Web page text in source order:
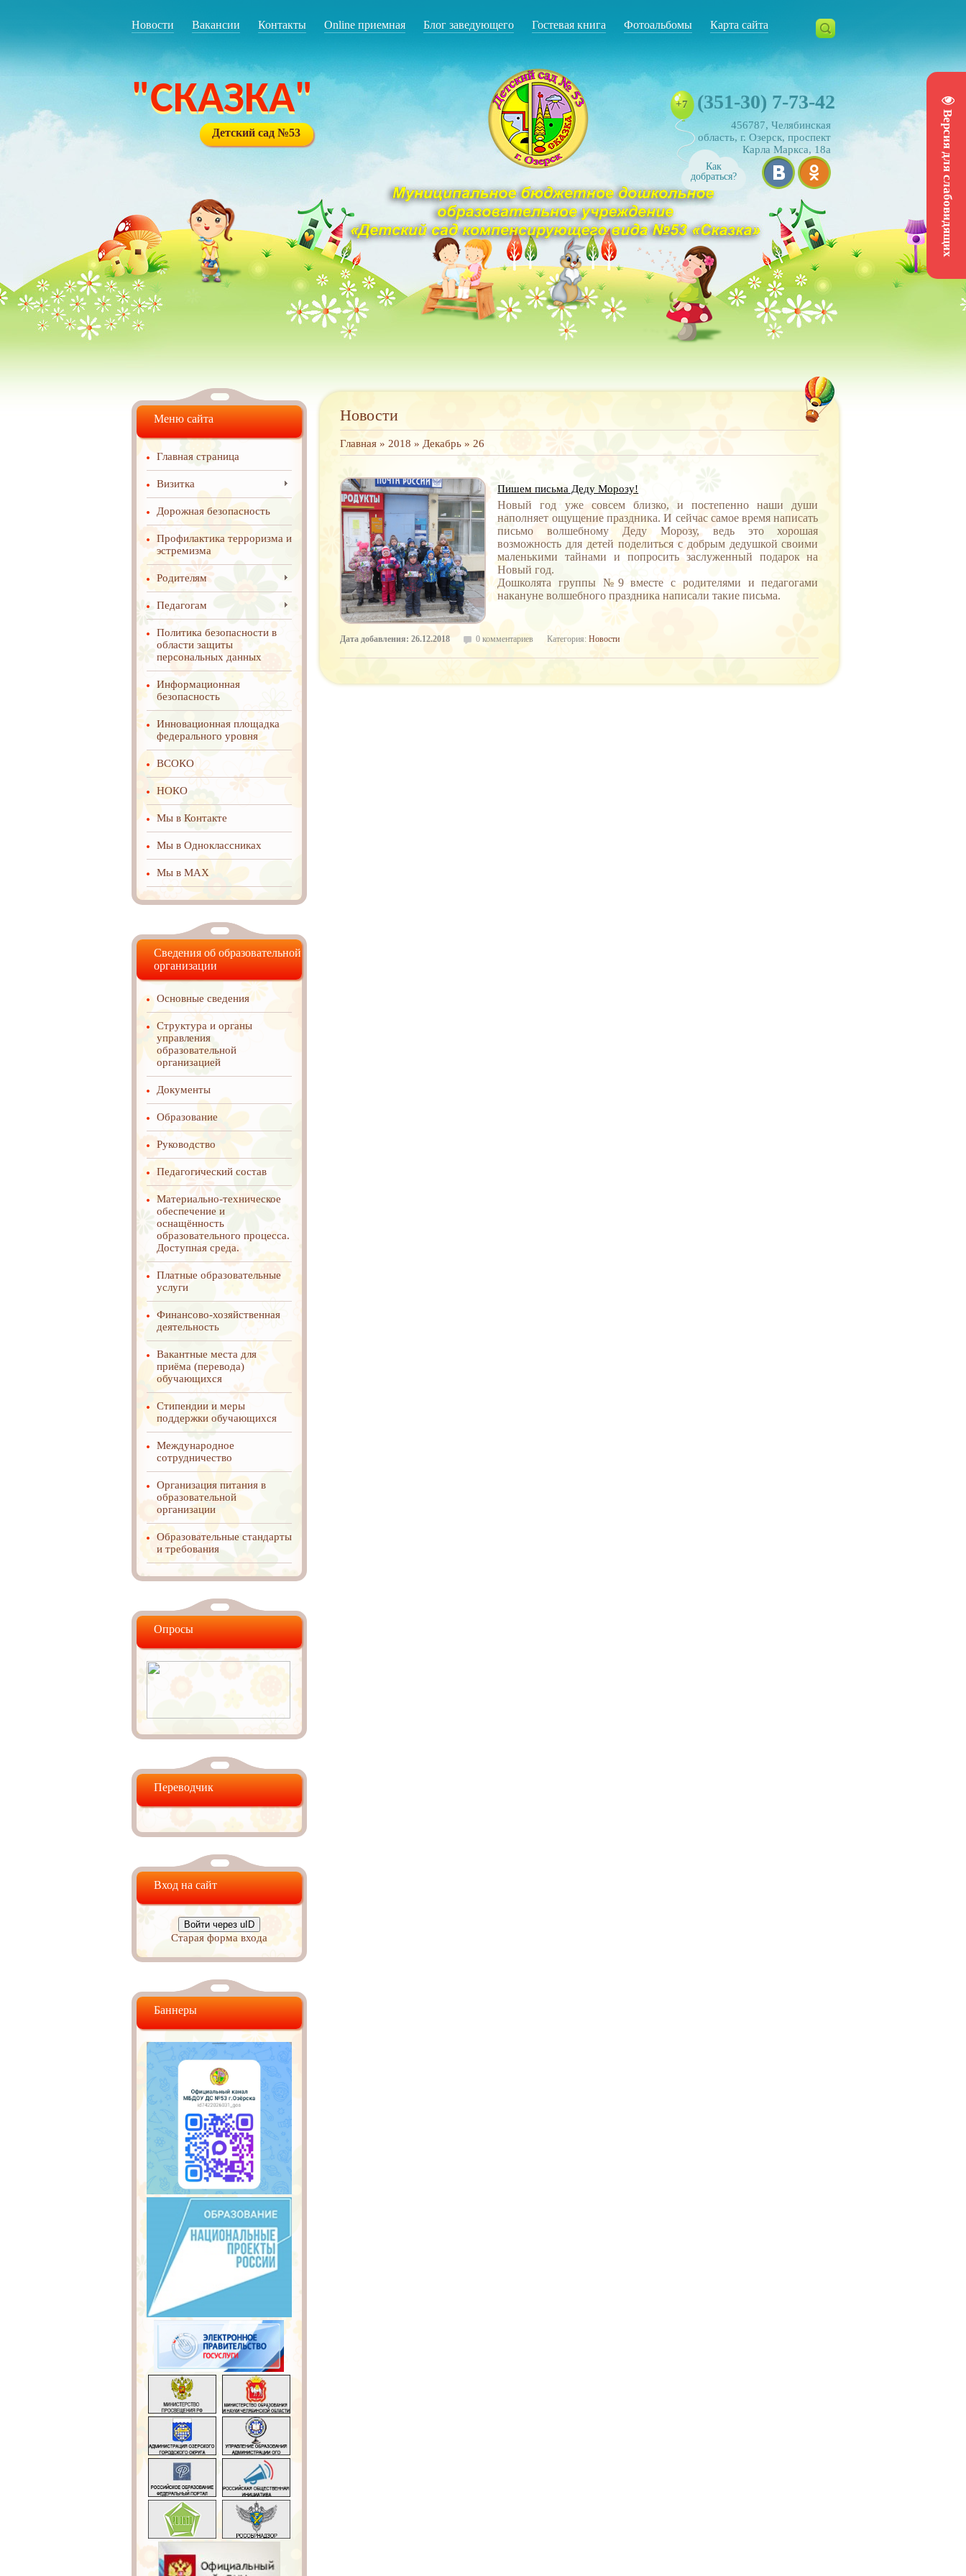
Версия для слабовидящих
Новости Вакансии Контакты Online приемная Блог заведующего Гостевая книга Фотоальбомы Карта сайта
"СКАЗКА"
Детский сад №53
+7 (351-30) 7-73-42
456787, Челябинская
область, г. Озерск, проспект
Карла Маркса, 18а
Как
добраться?
Новости
Главная» 2018 » Декабрь » 26
Пишем письма Деду Морозу!
Новый год уже совсем близко, и постепенно наши души
наполняет ощущение праздника. И сейчас самое время написать
письмо волшебному Деду Морозу, ведь это хорошая
возможность для детей поделиться с добрым дедушкой своими
маленькими тайнами и попросить заслуженный подарок на
Новый год.
Дошколята группы №9 вместе с родителями и педагогами
накануне волшебного праздника написали такие письма.
Дата добавления: 26.12.2018 0 комментариев Категория: Новости
Меню сайта
Главная страница
Визитка
Дорожная безопасность
Профилактика терроризма и
эстремизма
Родителям
Педагогам
Политика безопасности в
области защиты
персональных данных
Информационная
безопасность
Инновационная площадка
федерального уровня
ВСОКО
НОКО
Мы в Контакте
Мы в Одноклассниках
Мы в MAX
Сведения об образовательной
организации
Основные сведения
Структура и органы
управления
образовательной
организацией
Документы
Образование
Руководство
Педагогический состав
Материально-техническое
обеспечение и
оснащённость
образовательного процесса.
Доступная среда.
Платные образовательные
услуги
Финансово-хозяйственная
деятельность
Вакантные места для
приёма (перевода)
обучающихся
Стипендии и меры
поддержки обучающихся
Международное
cотрудничество
Организация питания в
образовательной
организации
Образовательные стандарты
и требования
Опросы
Переводчик
Вход на сайт
Войти через uID
Старая форма входа
Баннеры